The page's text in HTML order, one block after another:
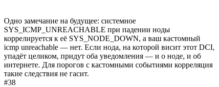
Одно замечание на будущее: системное
SYS_ICMP_UNREACHABLE при падении ноды
коррелируется к её SYS_NODE_DOWN, а ваш кастомный
icmp unreachable — нет. Если нода, на которой висит этот DCI,
упадёт целиком, придут оба уведомления — и о ноде, и об
интернете. Для порогов с кастомными событиями корреляция
такие следствия не гасит.
#38